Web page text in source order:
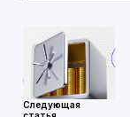
Следующая